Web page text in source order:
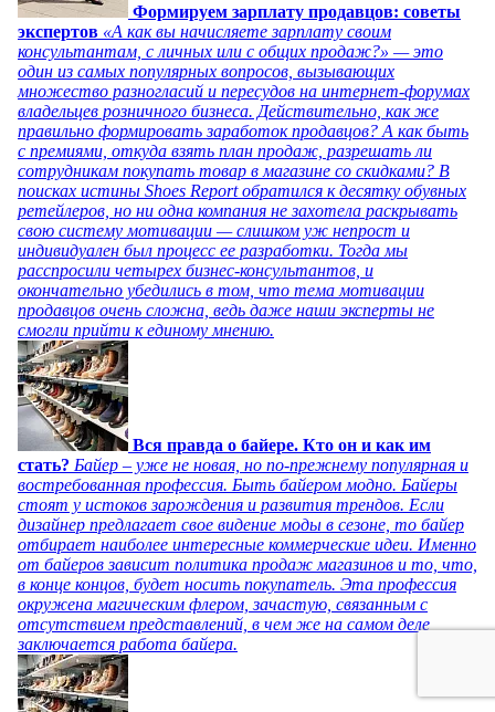
Формируем зарплату продавцов: советы
экспертов «А как вы начисляете зарплату своим
консультантам, с личных или с общих продаж?» — это
один из самых популярных вопросов, вызывающих
множество разногласий и пересудов на интернет-форумах
владельцев розничного бизнеса. Действительно, как же
правильно формировать заработок продавцов? А как быть
с премиями, откуда взять план продаж, разрешать ли
сотрудникам покупать товар в магазине со скидками? В
поисках истины Shoes Report обратился к десятку обувных
ретейлеров, но ни одна компания не захотела раскрывать
свою систему мотивации — слишком уж непрост и
индивидуален был процесс ее разработки. Тогда мы
расспросили четырех бизнес-консультантов, и
окончательно убедились в том, что тема мотивации
продавцов очень сложна, ведь даже наши эксперты не
смогли прийти к единому мнению.
Вся правда о байере. Кто он и как им
стать? Байер – уже не новая, но по-прежнему популярная и
востребованная профессия. Быть байером модно. Байеры
стоят у истоков зарождения и развития трендов. Если
дизайнер предлагает свое видение моды в сезоне, то байер
отбирает наиболее интересные коммерческие идеи. Именно
от байеров зависит политика продаж магазинов и то, что,
в конце концов, будет носить покупатель. Эта профессия
окружена магическим флером, зачастую, связанным с
отсутствием представлений, в чем же на самом деле
заключается работа байера.